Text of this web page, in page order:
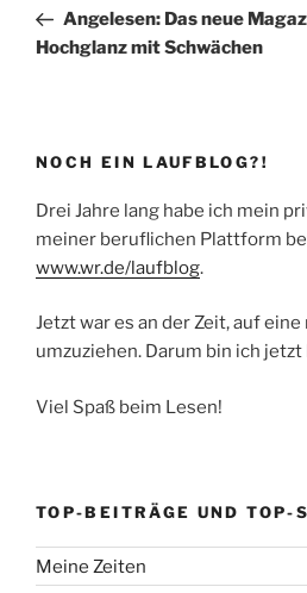
Beitrag
Angelesen: Das neue
Hochglanz mit Schwächen
NOCH EIN LAUFBLOG?!
Drei Jahre lang habe ich mein
meiner beruflichen Plattform
www.wr.de/laufblog.
Jetzt war es an der Zeit, auf
umzuziehen. Darum bin ich jetzt
Viel Spaß beim Lesen!
TOP-BEITRÄGE UND TOP-
Meine Zeiten